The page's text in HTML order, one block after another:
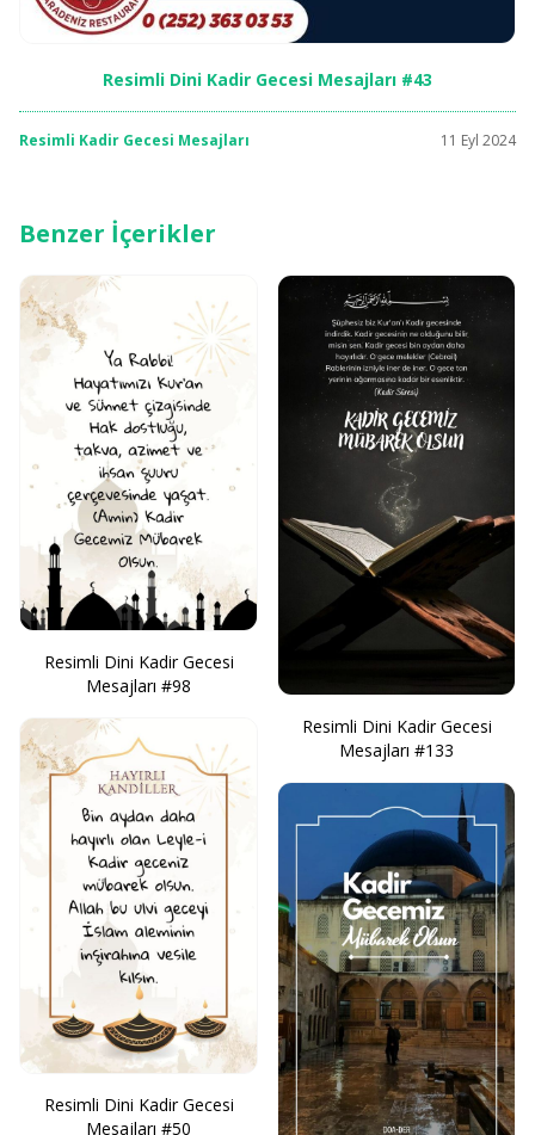
Resimli Dini Kadir Gecesi Mesajları #43
Resimli Kadir Gecesi Mesajları 11 Eyl 2024
Benzer İçerikler
Resimli Dini Kadir Gecesi
Mesajları #98
Resimli Dini Kadir Gecesi
Mesajları #50
Resimli Dini Kadir Gecesi
Mesajları #133